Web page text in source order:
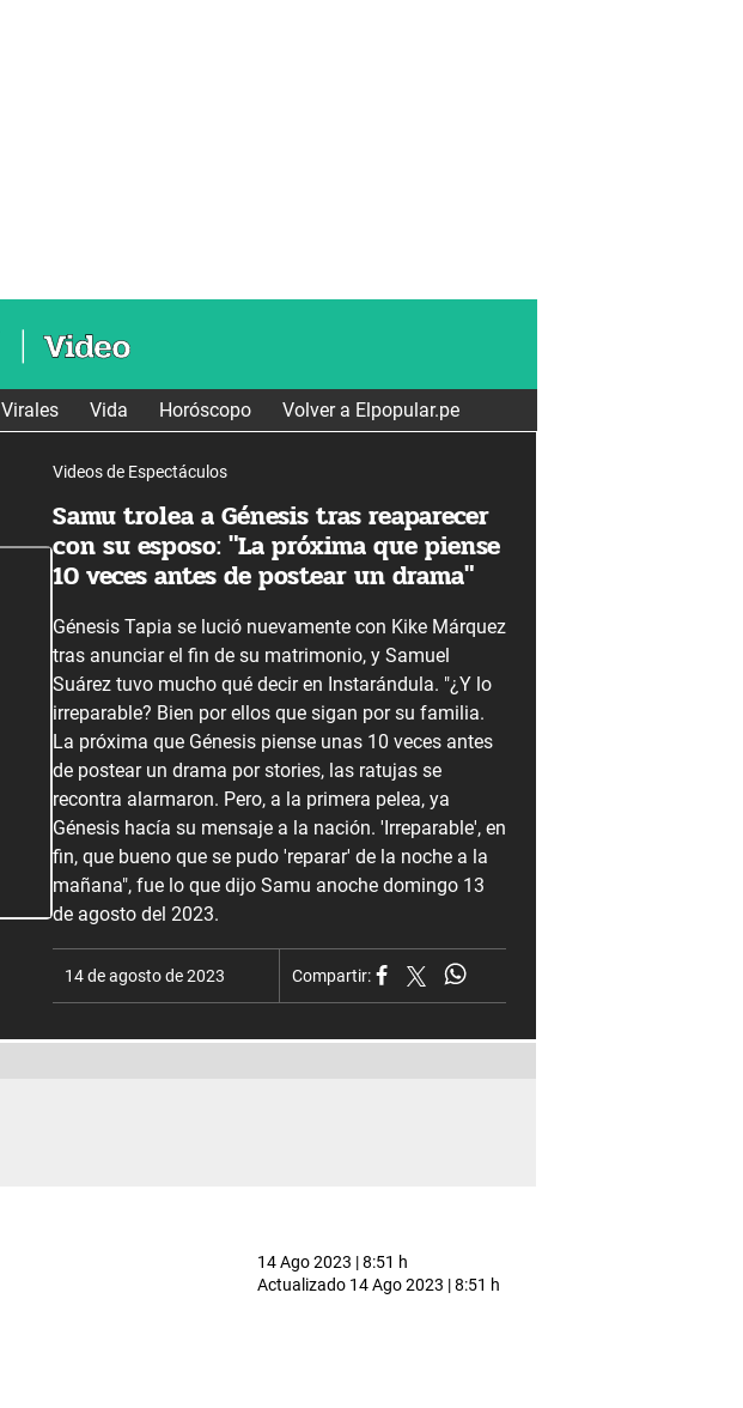
Virales Vida Horóscopo Volver a Elpopular.pe
Videos de Espectáculos
Samu trolea a Génesis tras reaparecer
con su esposo: "La próxima que piense
10 veces antes de postear un drama"
Génesis Tapia se lució nuevamente con Kike Márquez
tras anunciar el fin de su matrimonio, y Samuel
Suárez tuvo mucho qué decir en Instarándula. "¿Y lo
irreparable? Bien por ellos que sigan por su familia.
La próxima que Génesis piense unas 10 veces antes
de postear un drama por stories, las ratujas se
recontra alarmaron. Pero, a la primera pelea, ya
Génesis hacía su mensaje a la nación. 'Irreparable', en
fin, que bueno que se pudo 'reparar' de la noche a la
mañana", fue lo que dijo Samu anoche domingo 13
de agosto del 2023.
14 de agosto de 2023 Compartir:
14 Ago 2023 | 8:51 h
Actualizado 14 Ago 2023 | 8:51 h